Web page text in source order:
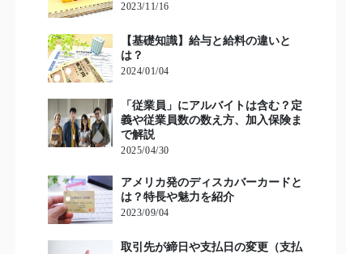
2023/11/16
【基礎知識】給与と給料の違いと
は？
2024/01/04
「従業員」にアルバイトは含む？定
義や従業員数の数え方、加入保険ま
で解説
2025/04/30
アメリカ発のディスカバーカードと
は？特長や魅力を紹介
2023/09/04
取引先が締日や支払日の変更（支払